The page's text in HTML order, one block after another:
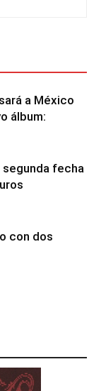
a México
álbum:
segunda fecha
con dos